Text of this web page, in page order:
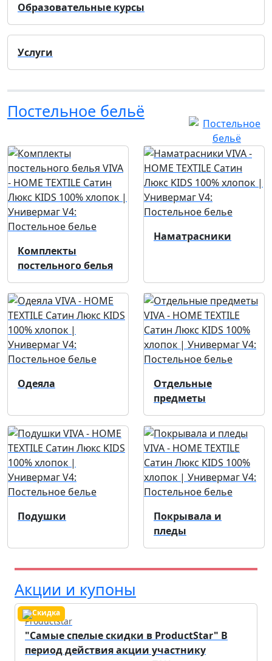
Образовательные курсы
Услуги
Постельное бельё
Комплекты
постельного белья
Наматрасники
Одеяла
Отдельные
предметы
Подушки
Покрывала и
пледы
Акции и купоны
Productstar
"Самые спелые скидки в ProductStar" В
период действия акции участнику